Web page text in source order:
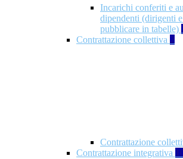
Incarichi conferiti e
dipendenti (dirigenti
pubblicare in tabelle)
Contrattazione collettiva 2
Contrattazione
Contrattazione integrativa